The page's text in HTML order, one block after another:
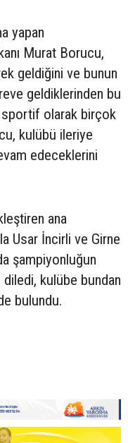
yapan
Murat Borucu,
geldiğini ve bunun
geldiklerinden bu
olarak birçok
kulübü ileriye
edeceklerini
ana
Usar İncirli ve Girne
şampiyonluğun
diledi, kulübe bundan
bulundu.